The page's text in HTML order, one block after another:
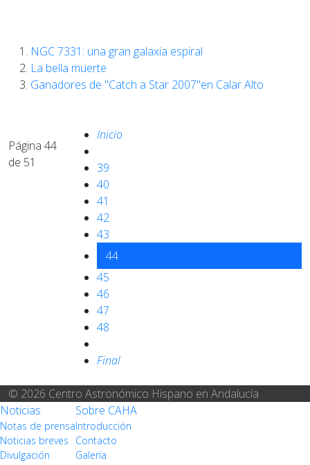
NGC 7331: una gran galaxia espiral
La bella muerte
Ganadores de "Catch a Star 2007"en Calar Alto
Página 44
de 51
Inicio
39
40
41
42
43
44
45
46
47
48
Final
© 2026 Centro Astronómico Hispano en Andalucía
Noticias
Notas de prensa
Noticias breves
Divulgación
Sobre CAHA
Introducción
Contacto
Galería